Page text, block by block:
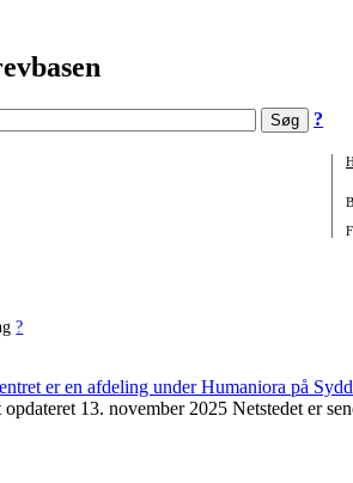
?
?
opdateret 13. november 2025 Netstedet er